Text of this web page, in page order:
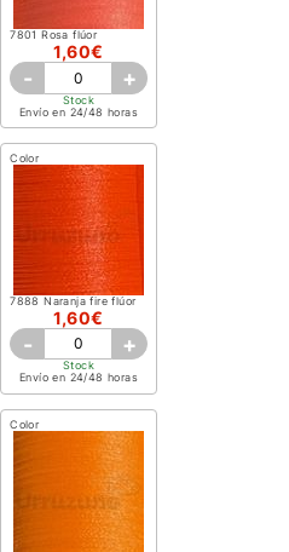
7801 Rosa flúor
1,60€
- +
Stock
Envío en 24/48 horas
Color
7888 Naranja fire flúor
1,60€
- +
Stock
Envío en 24/48 horas
Color